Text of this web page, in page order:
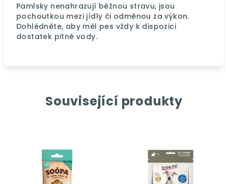
Pamlsky nenahrazují běžnou stravu, jsou
pochoutkou mezi jídly či odměnou za výkon.
Dohlédněte, aby měl pes vždy k dispozici
dostatek pitné vody.
Související produkty